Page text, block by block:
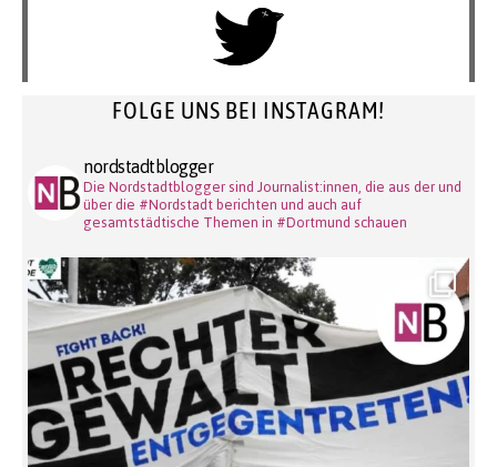
FOLGE UNS BEI INSTAGRAM!
nordstadtblogger
Die Nordstadtblogger sind Journalist:innen, die aus der und
über die #Nordstadt berichten und auch auf
gesamtstädtische Themen in #Dortmund schauen